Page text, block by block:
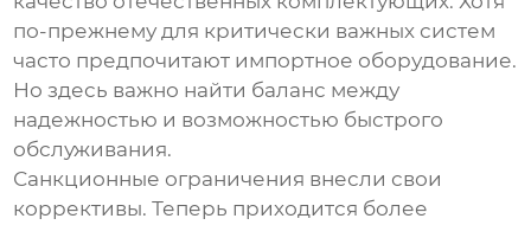
по-прежнему для критически важных систем
часто предпочитают импортное оборудование.
Но здесь важно найти баланс между
надежностью и возможностью быстрого
обслуживания.
Санкционные ограничения внесли свои
коррективы. Теперь приходится более